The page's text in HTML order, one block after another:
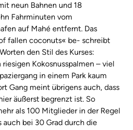
neun Bahnen und 18
Fahrminuten vom
auf Mahé entfernt. Das
fallen coconuts« be- schreibt
den Stil des Kurses:
riesigen Kokosnusspalmen – viel
in einem Park kaum
Gang meint übrigens auch, dass
äußerst begrenzt ist. So
als 100 Mitglieder in der Regel
auch bei 30 Grad durch die